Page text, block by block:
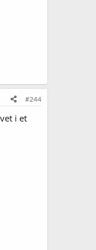
#244
i et